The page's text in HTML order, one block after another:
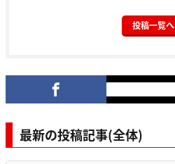
投稿一覧へ
最新の投稿記事(全体)